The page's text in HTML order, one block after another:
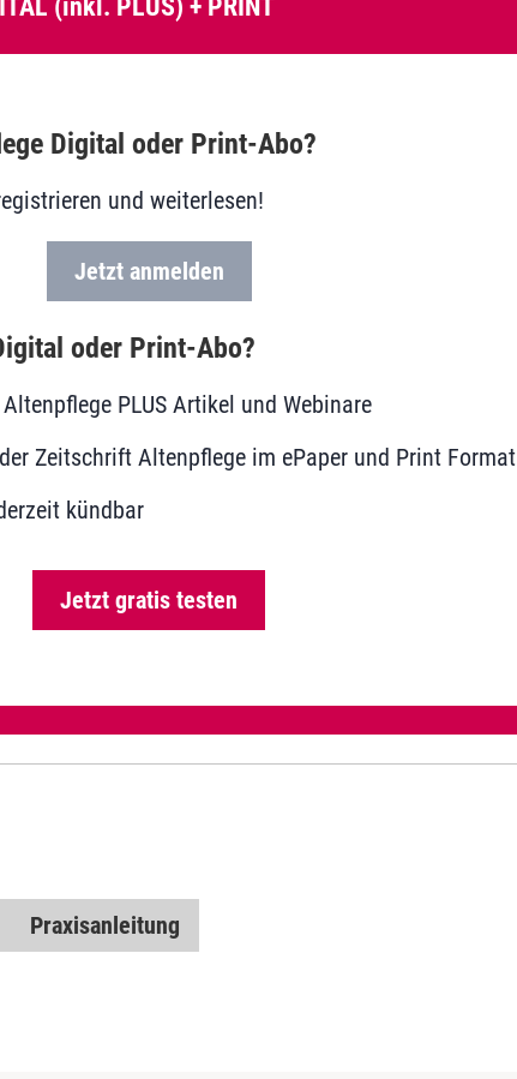
(inkl. PLUS) + PRINT
Digital oder Print-Abo?
und weiterlesen!
Jetzt anmelden
oder Print-Abo?
PLUS Artikel und Webinare
Zeitschrift Altenpflege im ePaper und Print Format
kündbar
Jetzt gratis testen
Praxisanleitung